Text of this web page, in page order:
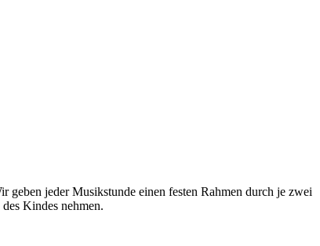
jeder Musikstunde einen festen Rahmen durch je zwei
Kindes nehmen.